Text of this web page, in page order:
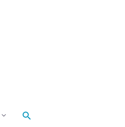
Rechercher